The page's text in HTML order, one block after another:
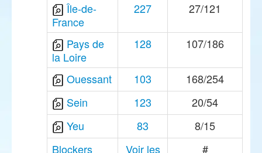
Île-de-
France
227 27/121
Pays de
la Loire
128 107/186
Ouessant 103
168/254
Sein
123
20/54
Yeu
83
8/15
Blockers
Voir les #